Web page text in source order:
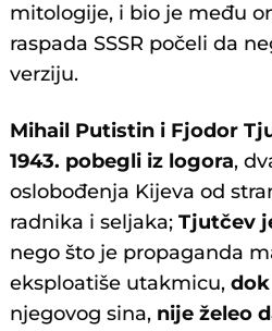
mitologije, i bio je među
raspada SSSR počeli da
verziju.
Mihail Putistin i Fjodor
1943. pobegli iz logora,
oslobođenja Kijeva od
radnika i seljaka;Tjutčev
nego što je propaganda
eksploatiše utakmicu,
njegovog sina, nije želeo